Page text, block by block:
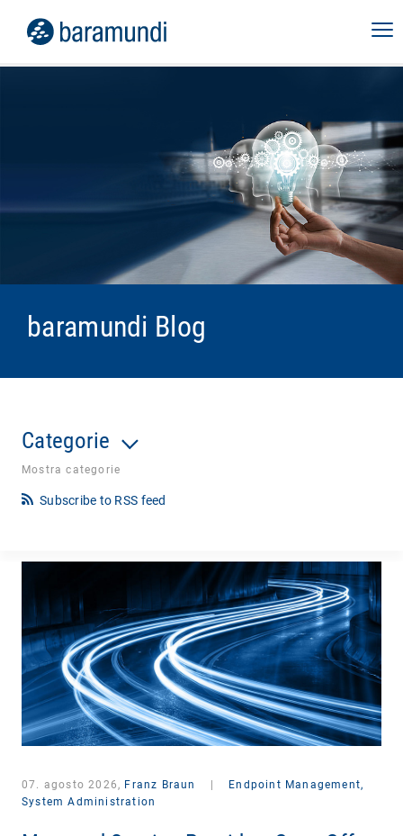
baramundi Blog
Categorie
Mostra categorie
Subscribe to RSS feed
07. agosto 2026, Franz Braun
Endpoint Management,
System Administration